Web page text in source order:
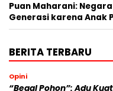
Puan Maharani:
Generasi karena Anak
BERITA TERBARU
Opini
“Begal Pohon”: Adu